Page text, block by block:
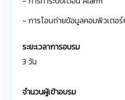
- การโอนถ่ายข้อมูลคอมพิวเตอ
ระยะเวลาการอบรม
3 วัน
จำนวนผู้เข้าอบรม